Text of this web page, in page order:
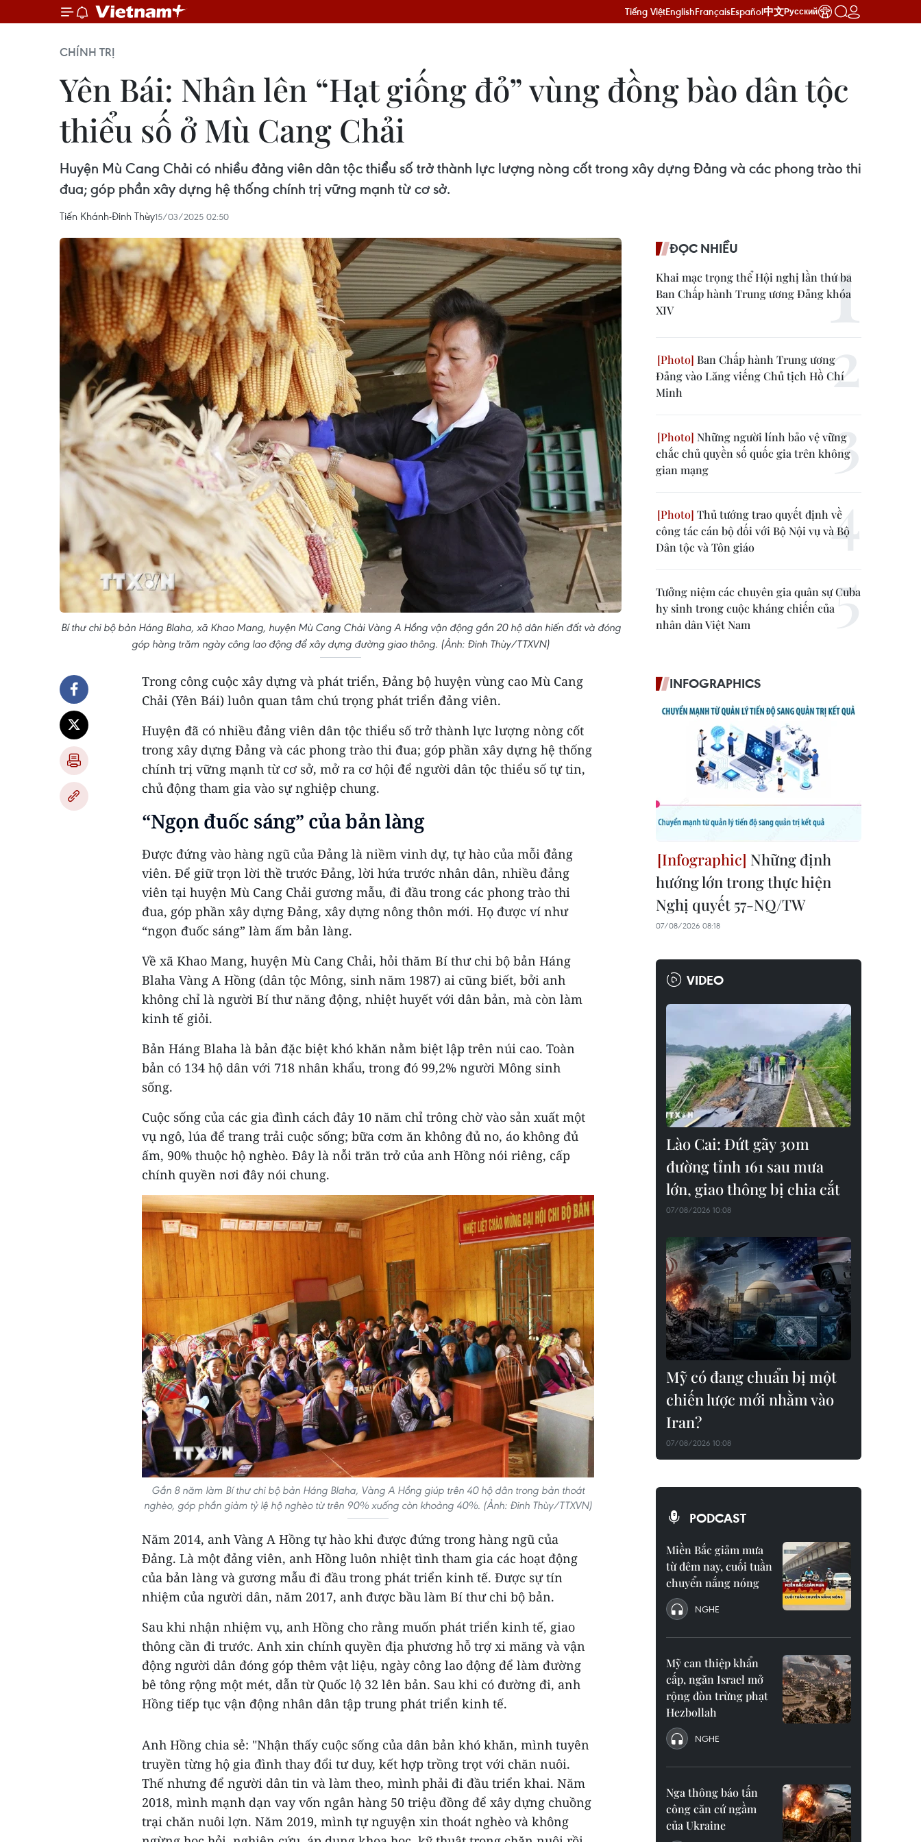
Tiếng ViệtEnglishFrançaisEspañol中文Русский
CHÍNH TRỊ
Yên Bái: Nhân lên “Hạt giống đỏ” vùng đồng bào dân tộc
thiểu số ở Mù Cang Chải
Huyện Mù Cang Chải có nhiều đảng viên dân tộc thiểu số trở thành lực lượng nòng cốt trong xây dựng Đảng và các phong trào thi
đua; góp phần xây dựng hệ thống chính trị vững mạnh từ cơ sở.
Tiến Khánh-Đinh Thùy15/03/2025 02:50
Bí thư chi bộ bản Háng Blaha, xã Khao Mang, huyện Mù Cang Chải Vàng A Hồng vận động gần 20 hộ dân hiến đất và đóng
góp hàng trăm ngày công lao động để xây dựng đường giao thông. (Ảnh: Đinh Thùy/TTXVN)
Trong công cuộc xây dựng và phát triển, Đảng bộ huyện vùng cao Mù Cang
Chải (Yên Bái) luôn quan tâm chú trọng phát triển đảng viên.
Huyện đã có nhiều đảng viên dân tộc thiểu số trở thành lực lượng nòng cốt
trong xây dựng Đảng và các phong trào thi đua; góp phần xây dựng hệ thống
chính trị vững mạnh từ cơ sở, mở ra cơ hội để người dân tộc thiểu số tự tin,
chủ động tham gia vào sự nghiệp chung.
“Ngọn đuốc sáng” của bản làng
Được đứng vào hàng ngũ của Đảng là niềm vinh dự, tự hào của mỗi đảng
viên. Để giữ trọn lời thề trước Đảng, lời hứa trước nhân dân, nhiều đảng
viên tại huyện Mù Cang Chải gương mẫu, đi đầu trong các phong trào thi
đua, góp phần xây dựng Đảng, xây dựng nông thôn mới. Họ được ví như
“ngọn đuốc sáng” làm ấm bản làng.
Về xã Khao Mang, huyện Mù Cang Chải, hỏi thăm Bí thư chi bộ bản Háng
Blaha Vàng A Hồng (dân tộc Mông, sinh năm 1987) ai cũng biết, bởi anh
không chỉ là người Bí thư năng động, nhiệt huyết với dân bản, mà còn làm
kinh tế giỏi.
Bản Háng Blaha là bản đặc biệt khó khăn nằm biệt lập trên núi cao. Toàn
bản có 134 hộ dân với 718 nhân khẩu, trong đó 99,2% người Mông sinh
sống.
Cuộc sống của các gia đình cách đây 10 năm chỉ trông chờ vào sản xuất một
vụ ngô, lúa để trang trải cuộc sống; bữa cơm ăn không đủ no, áo không đủ
ấm, 90% thuộc hộ nghèo. Đây là nỗi trăn trở của anh Hồng nói riêng, cấp
chính quyền nơi đây nói chung.
Gần 8 năm làm Bí thư chi bộ bản Háng Blaha, Vàng A Hồng giúp trên 40 hộ dân trong bản thoát
nghèo, góp phần giảm tỷ lệ hộ nghèo từ trên 90% xuống còn khoảng 40%. (Ảnh: Đinh Thùy/TTXVN)
Năm 2014, anh Vàng A Hồng tự hào khi được đứng trong hàng ngũ của
Đảng. Là một đảng viên, anh Hồng luôn nhiệt tình tham gia các hoạt động
của bản làng và gương mẫu đi đầu trong phát triển kinh tế. Được sự tín
nhiệm của người dân, năm 2017, anh được bầu làm Bí thư chi bộ bản.
Sau khi nhận nhiệm vụ, anh Hồng cho rằng muốn phát triển kinh tế, giao
thông cần đi trước. Anh xin chính quyền địa phương hỗ trợ xi măng và vận
động người dân đóng góp thêm vật liệu, ngày công lao động để làm đường
bê tông rộng một mét, dẫn từ Quốc lộ 32 lên bản. Sau khi có đường đi, anh
Hồng tiếp tục vận động nhân dân tập trung phát triển kinh tế.
Anh Hồng chia sẻ: "Nhận thấy cuộc sống của dân bản khó khăn, mình tuyên
truyền từng hộ gia đình thay đổi tư duy, kết hợp trồng trọt với chăn nuôi.
Thế nhưng để người dân tin và làm theo, mình phải đi đầu triển khai. Năm
2018, mình mạnh dạn vay vốn ngân hàng 50 triệu đồng để xây dựng chuồng
trại chăn nuôi lợn. Năm 2019, mình tự nguyện xin thoát nghèo và không
ĐỌC NHIỀU
Khai mạc trọng thể Hội nghị lần thứ ba
Ban Chấp hành Trung ương Đảng khóa
XIV
Ban Chấp hành Trung ương
Đảng vào Lăng viếng Chủ tịch Hồ Chí
Minh
Những người lính bảo vệ vững
chắc chủ quyền số quốc gia trên không
gian mạng
Thủ tướng trao quyết định về
công tác cán bộ đối với Bộ Nội vụ và Bộ
Dân tộc và Tôn giáo
Tưởng niệm các chuyên gia quân sự Cuba
hy sinh trong cuộc kháng chiến của
nhân dân Việt Nam
INFOGRAPHICS
Những định
hướng lớn trong thực hiện
Nghị quyết 57-NQ/TW
07/08/2026 08:18
VIDEO
Lào Cai: Đứt gãy 30m
đường tỉnh 161 sau mưa
lớn, giao thông bị chia cắt
07/08/2026 10:08
Mỹ có đang chuẩn bị một
chiến lược mới nhằm vào
Iran?
07/08/2026 10:08
PODCAST
Miền Bắc giảm mưa
từ đêm nay, cuối tuần
chuyển nắng nóng
NGHE
Mỹ can thiệp khẩn
cấp, ngăn Israel mở
rộng đòn trừng phạt
Hezbollah
NGHE
Nga thông báo tấn
công căn cứ ngầm
của Ukraine